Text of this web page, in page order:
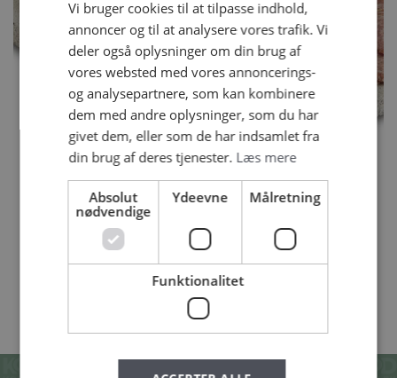
AALBÆK FENNIKEL SALAMI
450 G
SE ALLE VORES PRODUKTER
Vi bruger cookies til at tilpasse indhold,
annoncer og til at analysere vores trafik. Vi
deler også oplysninger om din brug af
vores websted med vores annoncerings-
og analysepartnere, som kan kombinere
dem med andre oplysninger, som du har
givet dem, eller som de har indsamlet fra
din brug af deres tjenester. Læs mere
Absolut
nødvendige
Ydeevne Målretning
Funktionalitet